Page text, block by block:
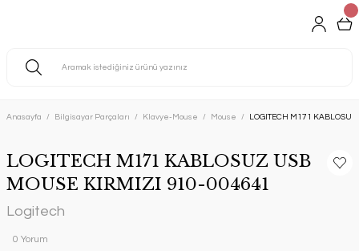
Anasayfa Bilgisayar Parçaları Klavye-Mouse Mouse LOGITECH M171
LOGITECH M171 KABLOSUZ USB
MOUSE KIRMIZI 910-004641
Logitech
0 Yorum